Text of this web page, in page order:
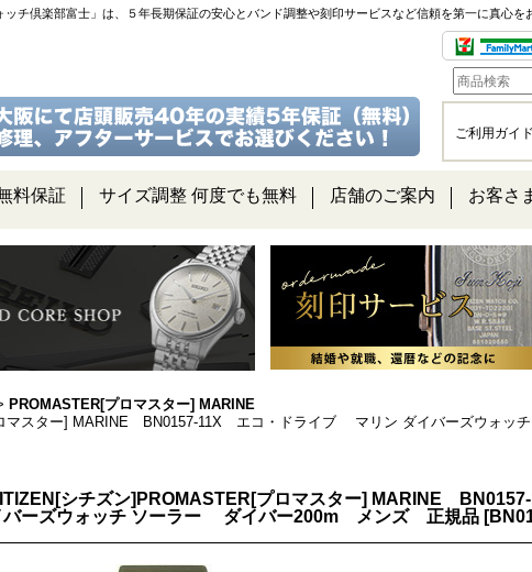
チ倶楽部富士」は、５年長期保証の安心とバンド調整や刻印サービスなど信頼を第一に真心を
ご利用ガイド
料保証 サイズ調整 何度でも無料 店舗のご案内 お客さ
PROMASTER[プロマスター] MARINE
マスター] MARINE BN0157-11X エコ・ドライブ マリン ダイバーズウォ
シチズン]PROMASTER[プロマスター] MARINE
バーズウォッチ ソーラー ダイバー200m メンズ 正規品 [